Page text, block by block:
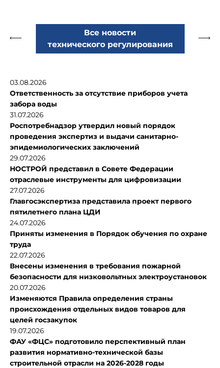
Все новости
технического регулирования
03.08.2026
Ответственность за отсутствие приборов учета
забора воды
31.07.2026
Роспотребнадзор утвердил новый порядок
проведения экспертиз и выдачи санитарно-
эпидемиологических заключений
29.07.2026
НОСТРОЙ представил в Совете Федерации
отраслевые инструменты для цифровизации
27.07.2026
Главгосэкспертиза представила проект первого
пятилетнего плана ЦДИ
24.07.2026
Приняты изменения в Порядок обучения по охране
труда
22.07.2026
Внесены изменения в требования пожарной
безопасности для низковольтных электроустановок
20.07.2026
Изменяются Правила определения страны
происхождения отдельных видов товаров для
целей госзакупок
19.07.2026
ФАУ «ФЦС» подготовило перспективный план
развития нормативно-технической базы
строительной отрасли на 2026-2028 годы